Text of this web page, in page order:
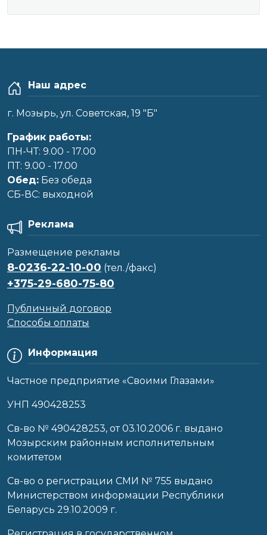
Наш адрес
г. Мозырь, ул. Советская, 19 "Б"
График работы:
ПН-ЧТ: 9.00 - 17.00
ПТ: 9.00 - 17.00
Обед: Без обеда
CБ-ВС: выходной
Информация
Частное предприятие «Своими Глазами»
УНП 490428253
Cв-во № 490428253, от 03.10.2006 г. выдано
Мозырским районным исполнительным
комитетом
Св-во о регистрации СМИ № 755 выдано
Министерством информации Республики
Беларусь 29.10.2009 г.
Реклама
Размещение рекламы
8-0236-22-10-00 (тел./факс)
+375-29-680-75-80
Публичный договор
Способы оплаты